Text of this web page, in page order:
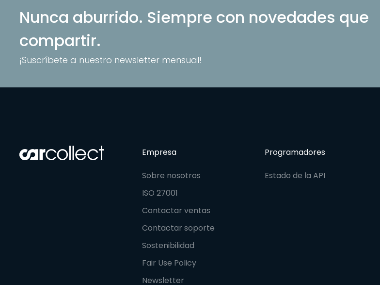
Nunca aburrido. Siempre con novedades que
compartir.
¡Suscríbete a nuestro newsletter mensual!
Empresa
Sobre nosotros
ISO 27001
Contactar ventas
Contactar soporte
Sostenibilidad
Fair Use Policy
Newsletter
Programadores
Estado de la API